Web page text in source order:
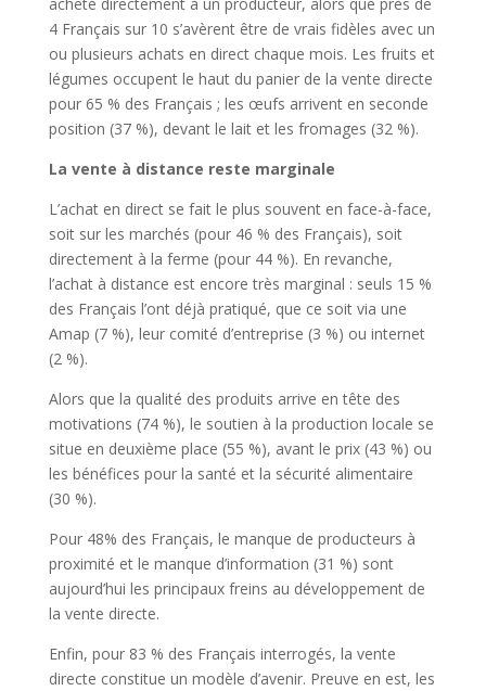
acheté directement à un producteur, alors que près de
4 Français sur 10 s’avèrent être de vrais fidèles avec un
ou plusieurs achats en direct chaque mois. Les fruits et
légumes occupent le haut du panier de la vente directe
pour 65 % des Français ; les œufs arrivent en seconde
position (37 %), devant le lait et les fromages (32 %).
La vente à distance reste marginale
L’achat en direct se fait le plus souvent en face-à-face,
soit sur les marchés (pour 46 % des Français), soit
directement à la ferme (pour 44 %). En revanche,
l’achat à distance est encore très marginal : seuls 15 %
des Français l’ont déjà pratiqué, que ce soit via une
Amap (7 %), leur comité d’entreprise (3 %) ou internet
(2 %).
Alors que la qualité des produits arrive en tête des
motivations (74 %), le soutien à la production locale se
situe en deuxième place (55 %), avant le prix (43 %) ou
les bénéfices pour la santé et la sécurité alimentaire
(30 %).
Pour 48% des Français, le manque de producteurs à
proximité et le manque d’information (31 %) sont
aujourd’hui les principaux freins au développement de
la vente directe.
Enfin, pour 83 % des Français interrogés, la vente
directe constitue un modèle d’avenir. Preuve en est, les